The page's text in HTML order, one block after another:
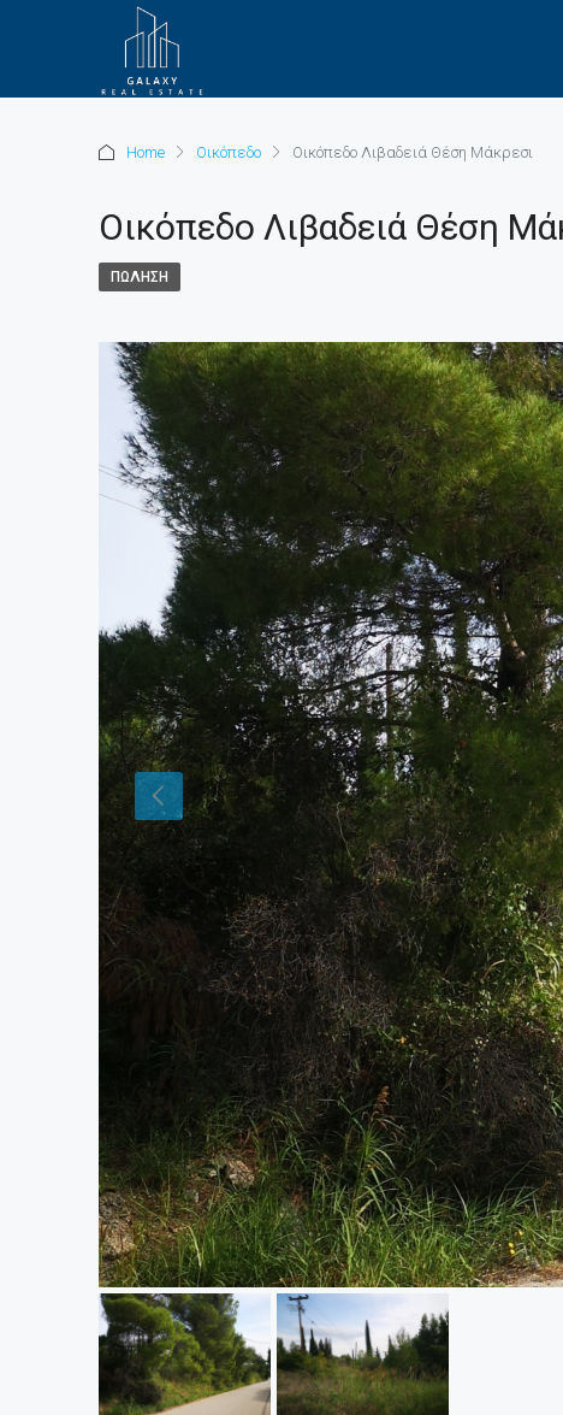
Home Οικόπεδο Οικόπεδο Λιβαδειά Θέση Μάκρεσι
Οικόπεδο Λιβαδειά Θέση
ΠΏΛΗΣΗ